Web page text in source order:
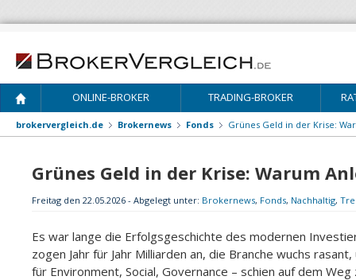
ONLINE-BROKER TRADING-BROKER
brokervergleich.de Brokernews Fonds Grünes Geld in der Krise:
Grünes Geld in der Krise: Warum
Freitag den 22.05.2026 - Abgelegt unter: Brokernews, Fonds, Nachhaltig,
Es war lange die Erfolgsgeschichte des modernen
zogen Jahr für Jahr Milliarden an, die Branche wuchs
für Environment, Social, Governance – schien auf dem Weg